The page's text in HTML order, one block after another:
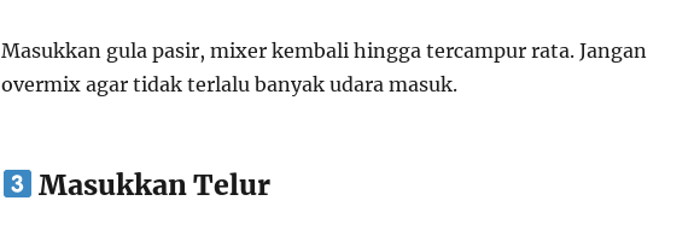
Masukkan gula pasir, mixer kembali hingga tercampur rata. Jangan
overmix agar tidak terlalu banyak udara masuk.
Masukkan Telur